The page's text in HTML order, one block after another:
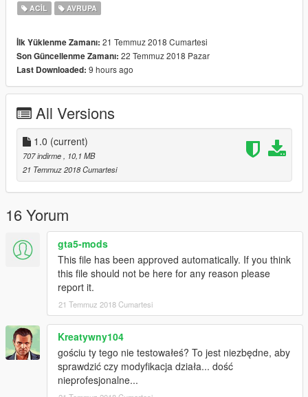
ACIL AVRUPA
İlk Yüklenme Zamanı: 21 Temmuz 2018 Cumartesi
Son Güncellenme Zamanı: 22 Temmuz 2018 Pazar
Last Downloaded: 9 hours ago
All Versions
1.0 (current)
707 indirme
, 10,1 MB
21 Temmuz 2018 Cumartesi
16 Yorum
gta5-mods
This file has been approved automatically. If you think
this file should not be here for any reason please
report it.
21 Temmuz 2018 Cumartesi
Kreatywny104
gościu ty tego nie testowałeś? To jest niezbędne, aby
sprawdzić czy modyfikacja działa... dość
nieprofesjonalne...